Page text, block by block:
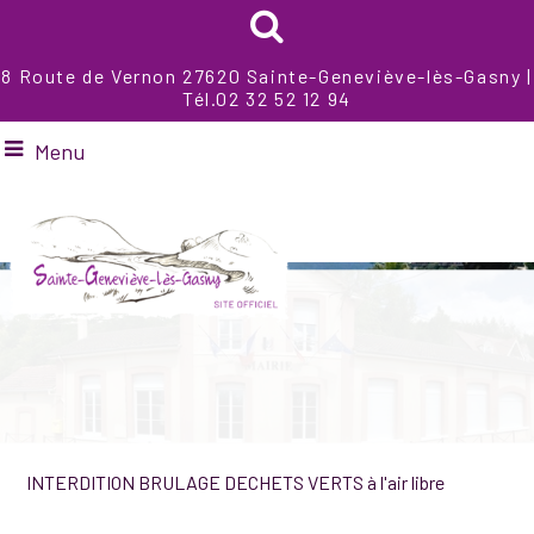
8 Route de Vernon 27620 Sainte-Geneviève-lès-Gasny |
Tél.02 32 52 12 94
Menu
INTERDITION BRULAGE DECHETS VERTS à l'air libre